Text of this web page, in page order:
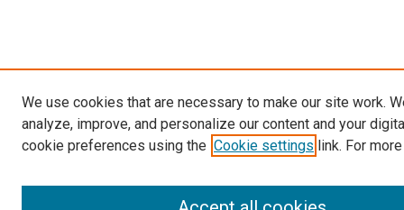
We use cookies that are necessary to make our site work.
analyze, improve, and personalize our content and your
cookie preferences using the Cookie settings link. For